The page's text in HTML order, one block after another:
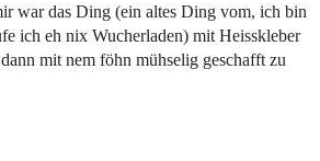
war das Ding (ein altes Ding vom, ich bin
ich eh nix Wucherladen) mit Heisskleber
mit nem föhn mühselig geschafft zu